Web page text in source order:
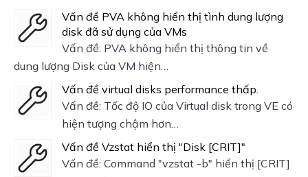
Vấn đề PVA không hiển thị tình dung lượng
disk đã sử dụng của VMs
Vấn đề: PVA không hiển thị thông tin về
dung lượng Disk của VM hiện…
Vấn đề virtual disks performance thấp.
Vấn đề: Tốc độ IO của Virtual disk trong VE có
hiện tượng chậm hơn…
Vấn đề Vzstat hiển thị "Disk [CRIT]"
Vấn đề: Command "vzstat -b" hiển thị [CRIT]